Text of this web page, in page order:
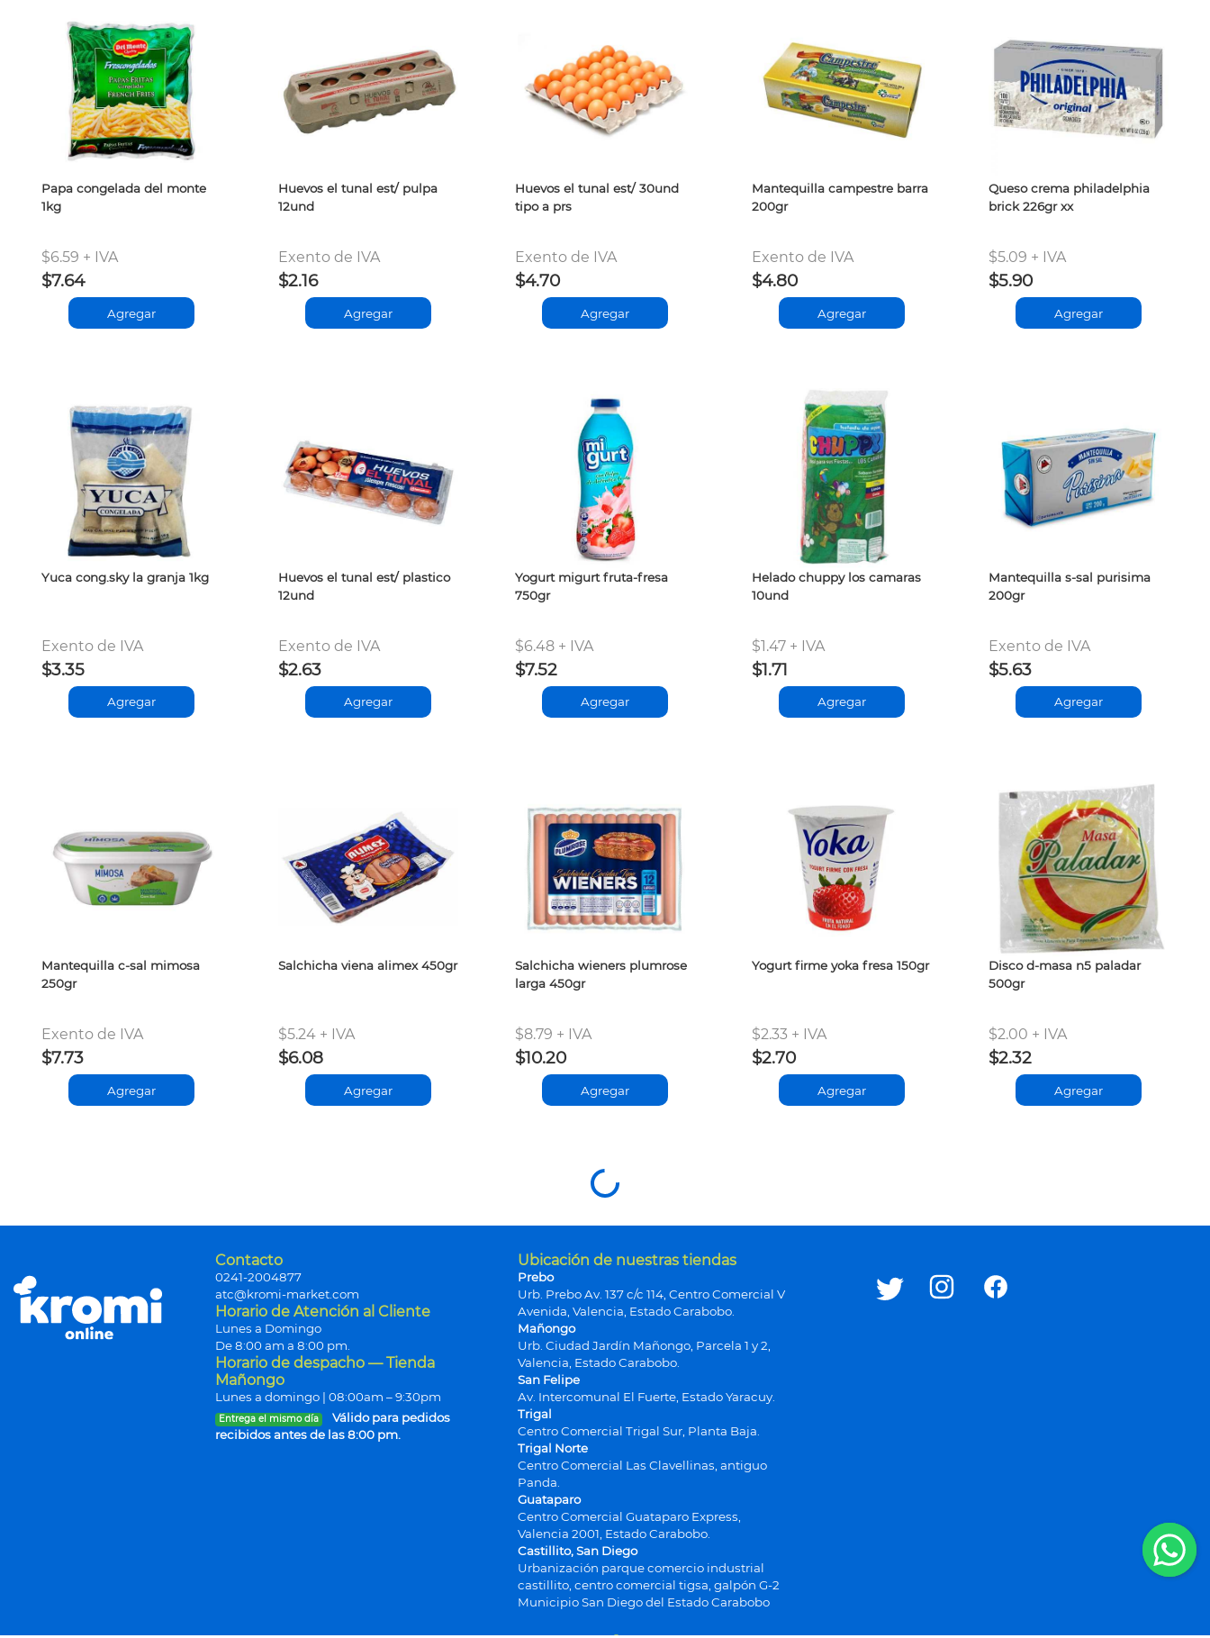
Papa congelada del monte
1kg
$6.59 + IVA
$7.64
Agregar
Huevos el tunal est/ pulpa
12und
Exento de IVA
$2.16
Agregar
Huevos el tunal est/ 30und
tipo a prs
Exento de IVA
$4.70
Agregar
Mantequilla campestre barra
200gr
Exento de IVA
$4.80
Agregar
Queso crema philadelphia
brick 226gr xx
$5.09 + IVA
$5.90
Agregar
Yuca cong.sky la granja 1kg
Exento de IVA
$3.35
Agregar
Huevos el tunal est/ plastico
12und
Exento de IVA
$2.63
Agregar
Yogurt migurt fruta-fresa
750gr
$6.48 + IVA
$7.52
Agregar
Helado chuppy los camaras
10und
$1.47 + IVA
$1.71
Agregar
Mantequilla s-sal purisima
200gr
Exento de IVA
$5.63
Agregar
Mantequilla c-sal mimosa
250gr
Exento de IVA
$7.73
Agregar
Salchicha viena alimex 450gr
$5.24 + IVA
$6.08
Agregar
Salchicha wieners plumrose
larga 450gr
$8.79 + IVA
$10.20
Agregar
Yogurt firme yoka fresa 150gr
$2.33 + IVA
$2.70
Agregar
Disco d-masa n5 paladar
500gr
$2.00 + IVA
$2.32
Agregar
Contacto
0241-2004877
atc@kromi-market.com
Horario de Atención al Cliente
Lunes a Domingo
De 8:00 am a 8:00 pm.
Horario de despacho — Tienda
Mañongo
Lunes a domingo | 08:00am – 9:30pm
Entrega el mismo día
Válido para pedidos
recibidos antes de las 8:00 pm.
Ubicación de nuestras tiendas
Prebo
Urb. Prebo Av. 137 c/c 114, Centro Comercial V
Avenida, Valencia, Estado Carabobo.
Mañongo
Urb. Ciudad Jardín Mañongo, Parcela 1 y 2,
Valencia, Estado Carabobo.
San Felipe
Av. Intercomunal El Fuerte, Estado Yaracuy.
Trigal
Centro Comercial Trigal Sur, Planta Baja.
Trigal Norte
Centro Comercial Las Clavellinas, antiguo
Panda.
Guataparo
Centro Comercial Guataparo Express,
Valencia 2001, Estado Carabobo.
Castillito, San Diego
Urbanización parque comercio industrial
castillito, centro comercial tigsa, galpón G-2
Municipio San Diego del Estado Carabobo